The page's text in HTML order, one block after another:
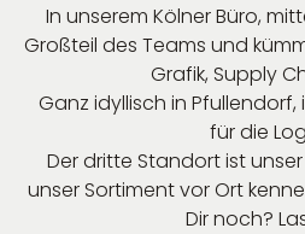
In unserem Kölner Büro,
Großteil des Teams und
Grafik, Supply
Ganz idyllisch in
für die
Der dritte Standort ist
unser Sortiment vor Ort
Dir noch?